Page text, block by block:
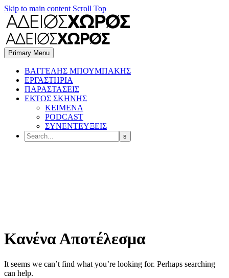
Skip to main content Scroll Top
Primary Menu
BΑΓΓΕΛΗΣ ΜΠΟΥΜΠΑΚΗΣ
ΕΡΓΑΣΤΗΡΙΑ
ΠΑΡΑΣΤΑΣΕΙΣ
ΕΚΤΟΣ ΣΚΗΝΗΣ
ΚΕΙΜΕΝΑ
PODCAST
ΣΥΝΕΝΤΕΥΞΕΙΣ
Κανένα Αποτέλεσμα
It seems we can’t find what you’re looking for. Perhaps searching
can help.